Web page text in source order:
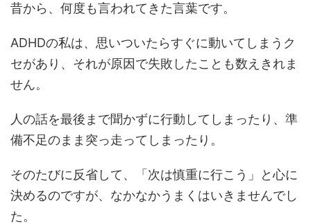
昔から、何度も言われてきた言葉です。
ADHDの私は、思いついたらすぐに動いてしまうク
セがあり、それが原因で失敗したことも数えきれま
せん。
人の話を最後まで聞かずに行動してしまったり、準
備不足のまま突っ走ってしまったり。
そのたびに反省して、「次は慎重に行こう」と心に
決めるのですが、なかなかうまくはいきませんでし
た。